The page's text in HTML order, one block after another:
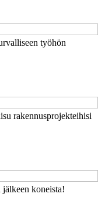
työhön
rakennusprojekteihisi
koneista!